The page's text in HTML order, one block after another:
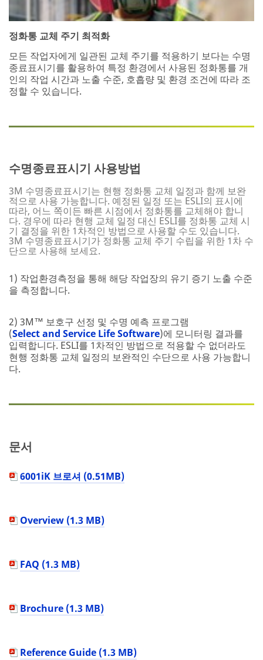
정화통 교체 주기 최적화
모든 작업자에게 일관된 교체 주기를 적용하기 보다는 수명
종료표시기를 활용하여 특정 환경에서 사용된 정화통를 개
인의 작업 시간과 노출 수준, 호흡량 및 환경 조건에 따라 조
정할 수 있습니다.
수명종료표시기 사용방법
3M 수명종료표시기는 현행 정화통 교체 일정과 함께 보완
적으로 사용 가능합니다. 예정된 일정 또는 ESLI의 표시에
따라, 어느 쪽이든 빠른 시점에서 정화통를 교체해야 합니
다. 경우에 따라 현행 교체 일정 대신 ESLI를 정화통 교체 시
기 결정을 위한 1차적인 방법으로 사용할 수도 있습니다.
3M 수명종료표시기가 정화통 교체 주기 수립을 위한 1차 수
단으로 사용해 보세요.
1) 작업환경측정을 통해 해당 작업장의 유기 증기 노출 수준
을 측정합니다.
2) 3M™ 보호구 선정 및 수명 예측 프로그램
(Select and Service Life Software)에 모니터링 결과를
입력합니다. ESLI를 1차적인 방법으로 적용할 수 없더라도
현행 정화통 교체 일정의 보완적인 수단으로 사용 가능합니
다.
문서
6001iK 브로셔 (0.51MB)
Overview (1.3 MB)
FAQ (1.3 MB)
Brochure (1.3 MB)
Reference Guide (1.3 MB)